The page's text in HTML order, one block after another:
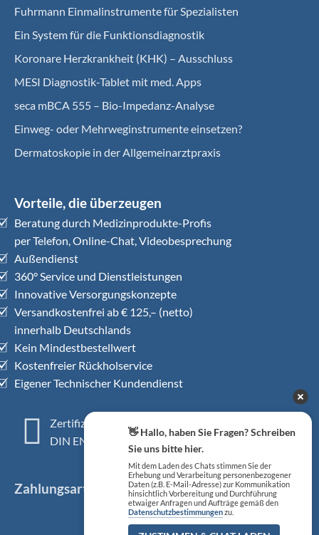
Fuhrmann Einmalinstrumente für Spezialisten
Ein System für die Funktionsdiagnostik
Koro­nare Herz­krank­heit (KHK) – Ausschluss
MESI Diagnostik-Tablet mit med. Apps
seca mBCA 555 – Bio-Impedanz-Analyse
Einweg- oder Mehrweginstrumente einsetzen?
Dermatoskopie in der Allgemeinarztpraxis
Vorteile, die überzeugen
Beratung durch Medizinprodukte-Profis
per Telefon, Online-Chat, Videobesprechung
Außendienst
360° Service und Dienstleistungen
Innovative Versorgungskonzepte
Versandkostenfrei ab € 125,– (netto)
innerhalb Deutschlands
Kein Mindestbestellwert
Kostenfreier Rückholservice
Eigener Technischer Kundendienst
Zertifiziertes QM-System
DIN EN ISO 13485
Zahlungsarten
👋 Hallo, haben Sie Fragen? Schreiben
Sie uns bitte hier.
Mit dem Laden des Chats stimmen Sie der
Erhebung und Verarbeitung personenbezogener
Daten (z.B. E-Mail-Adresse) zur Kommunikation
hinsichtlich Vorbereitung und Durchführung
etwaiger Anfragen und Aufträge gemäß den
Datenschutzbestimmungenzu.